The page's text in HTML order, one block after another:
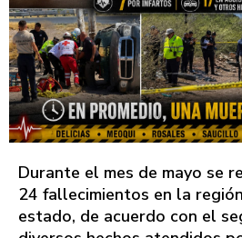
Durante el mes de mayo se
24 fallecimientos en la
estado, de acuerdo con el